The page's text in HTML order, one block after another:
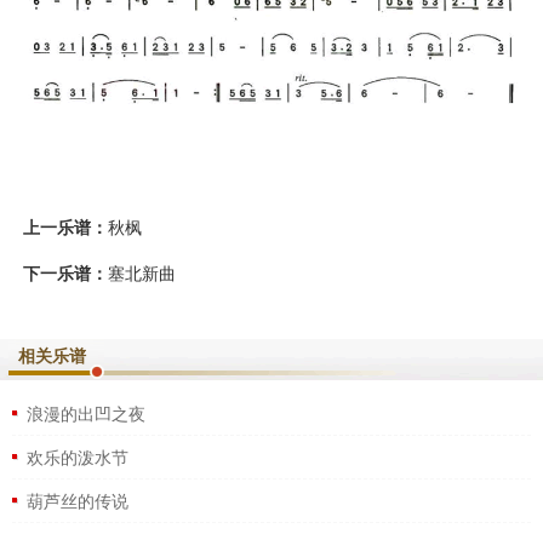
上一乐谱： 秋枫
下一乐谱： 塞北新曲
相关乐谱
浪漫的出凹之夜
欢乐的泼水节
葫芦丝的传说